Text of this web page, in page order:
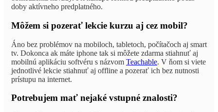
doby aktívneho predplatného.
Môžem si pozerať lekcie kurzu aj cez mobil?
Áno bez problémov na mobiloch, tabletoch, počítačoch aj smart
tv. Dokonca ak máte iphone tak si môžete zdarma stiahnuť aj
mobilnú aplikáciu softvéru s názvom Teachable. V ňom si viete
jednotlivé lekcie stiahnuť aj offline a pozerať ich bez nutnosti
prístupu na internet.
Potrebujem mať nejaké vstupné znalosti?